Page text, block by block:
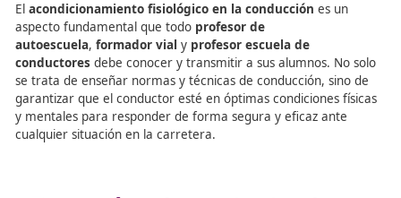
Tabla de contenidos
Elacondicionamiento fisiológico en la conducciónes
aspecto fundamental que todo profesor de
autoescuela,formador vialy